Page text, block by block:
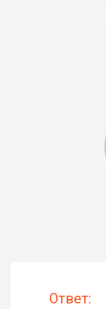
Ответ: